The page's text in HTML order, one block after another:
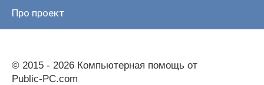
Про проект
© 2015 - 2026 Компьютерная помощь от
Public-PC.com